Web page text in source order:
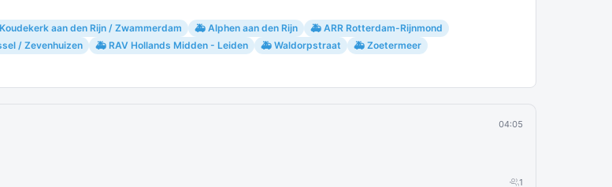
aan den Rijn / Zwammerdam 🚑 Alphen aan den Rijn
🚑 ARR Rotterdam-Rijnmond
/ Zevenhuizen 🚑 RAV Hollands Midden - Leiden 🚑 Waldorpstraat
🚑 Zoetermeer
04:05
1